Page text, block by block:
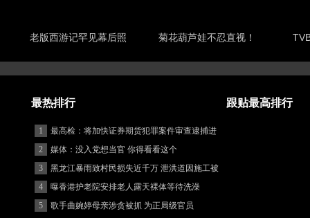
老版西游记罕见幕后照 菊花葫芦娃不忍直视！
最热排行 跟贴最高排行
1
最高检：将加快证券期货犯罪案件审查逮捕进
度
2
媒体：没入党想当官 你得看看这个
3
黑龙江暴雨致村民损失近千万 泄洪道因施工被
堵
4
曝香港护老院安排老人露天裸体等待洗澡
5
歌手曲婉婷母亲涉贪被抓 为正局级官员